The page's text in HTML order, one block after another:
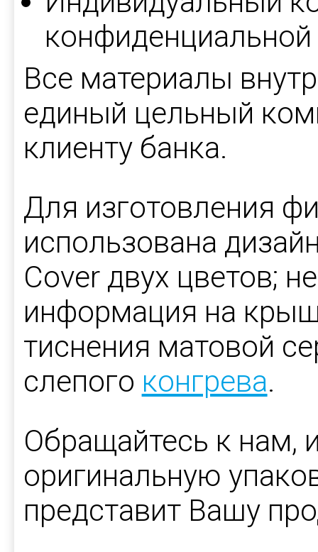
Все материалы
единый цельный
клиенту банка.
Для изготовления
использована
Cover двух цветов;
информация на
тиснения матовой
слепого конгрева.
Обращайтесь к нам,
оригинальную
представит Вашу